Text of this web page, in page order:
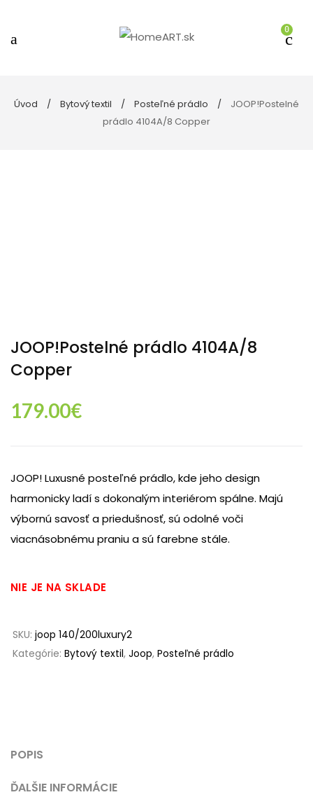
0
Úvod Bytový textil Posteľné prádlo
JOOP!Postelné
prádlo 4104A/8 Copper
JOOP!Postelné prádlo 4104A/8
Copper
179.00€
JOOP! Luxusné posteľné prádlo, kde jeho design
harmonicky ladí s dokonalým interiérom spálne. Majú
výbornú savosť a priedušnosť, sú odolné voči
viacnásobnému praniu a sú farebne stále.
NIE JE NA SKLADE
SKU: joop 140/200luxury2
Kategórie: Bytový textil, Joop, Posteľné prádlo
POPIS
ĎALŠIE INFORMÁCIE